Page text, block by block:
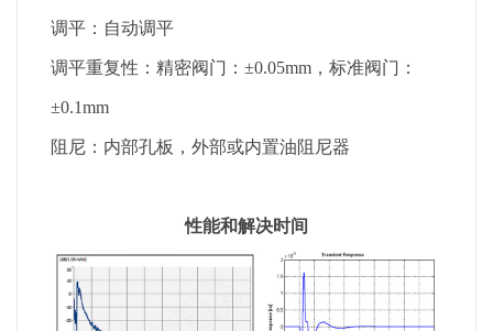
调平：自动调平
调平重复性：精密阀门：±0.05mm，标准阀门：
±0.1mm
阻尼：内部孔板，外部或内置油阻尼器
性能和解决时间